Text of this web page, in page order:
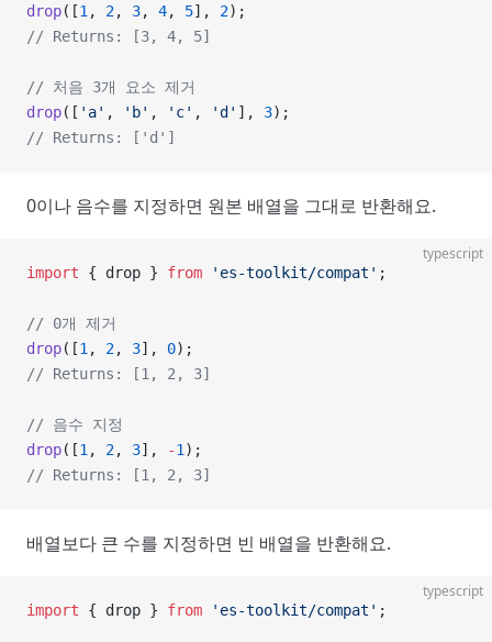
drop([1 , 2, 3, 4, 5], 2);
// Returns: [3, 4, 5]
// 처음 3개 요소 제거
drop([ 'a' , 'b' , 'c' , 'd' ], 3);
// Returns: ['d']
0이나 음수를 지정하면 원본 배열을 그대로 반환해요.
typescript
import { drop } from 'es-toolkit/compat' ;
// 0개 제거
drop([1 , 2, 3], 0);
// Returns: [1, 2, 3]
// 음수 지정
drop([1 , 2, 3], -1 );
// Returns: [1, 2, 3]
배열보다 큰 수를 지정하면 빈 배열을 반환해요.
typescript
import { drop } from 'es-toolkit/compat' ;